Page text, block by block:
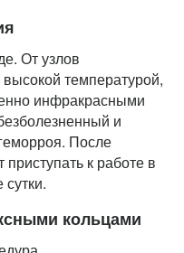
От узлов
температурой,
инфракрасными
и
После
к работе в
кольцами